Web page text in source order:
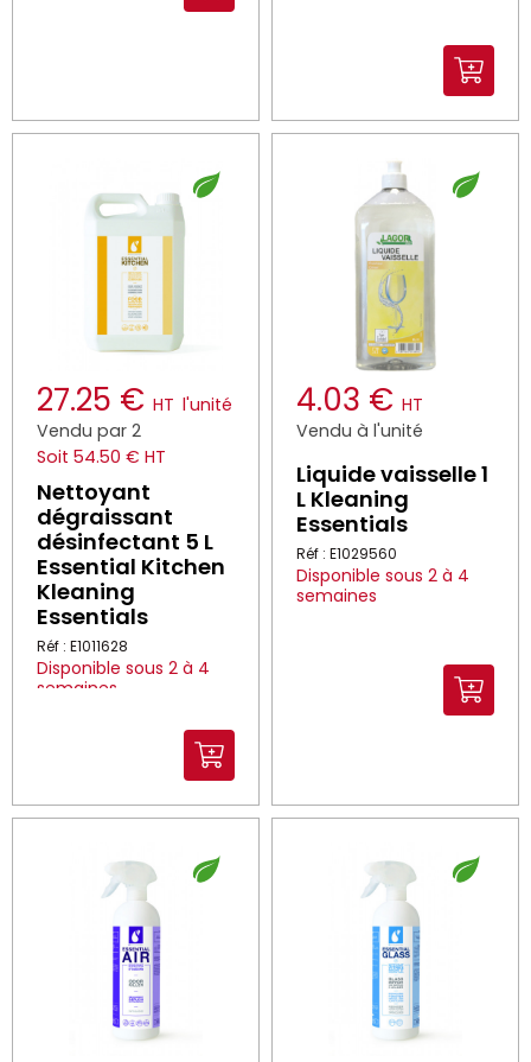
27.25 € HT l'unité
Vendu par 2
Soit 54.50 € HT
Nettoyant
dégraissant
désinfectant 5 L
Essential Kitchen
Kleaning
Essentials
Réf : E1011628
Disponible sous 2 à 4
semaines
4.03 € HT
Vendu à l'unité
Liquide vaisselle 1
L Kleaning
Essentials
Réf : E1029560
Disponible sous 2 à 4
semaines